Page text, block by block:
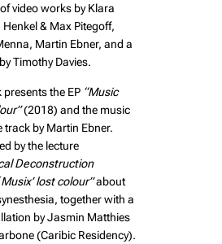
video works by Klara
Henkel & Max Pitegoff,
Martin Ebner, and a
Timothy Davies.
presents the EP “Music
(2018) and the music
track by Martin Ebner.
by the lecture
Deconstruction
lost colour”about
together with a
by Jasmin Matthies
(Caribic Residency).